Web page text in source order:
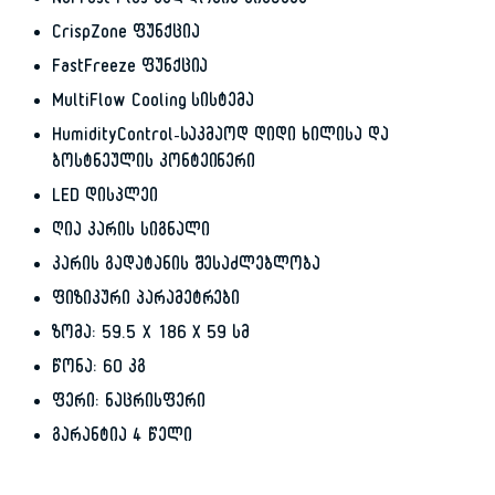
CrispZone ფუნქცია
FastFreeze ფუნქცია
MultiFlow Cooling სისტემა
HumidityControl-საკმაოდ დიდი ხილისა და
ბოსტნეულის კონტეინერი
LED დისპლეი
ღია კარის სიგნალი
კარის გადატანის შესაძლებლობა
ფიზიკური პარამეტრები
ზომა: 59.5 X 186 X 59 სმ
წონა: 60 კგ
ფერი: ნაცრისფერი
გარანტია 4 წელი